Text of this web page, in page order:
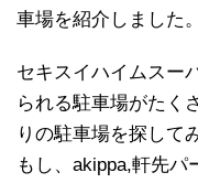
車場を紹介しました。
セキスイハイムスー
られる駐車場がたく
りの駐車場を探して
もし、akippa,軒先パ